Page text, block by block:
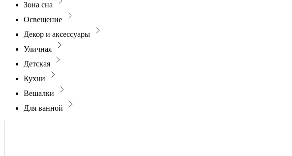
Зона сна
Освещение
Декор и аксессуары
Уличная
Детская
Кухни
Вешалки
Для ванной